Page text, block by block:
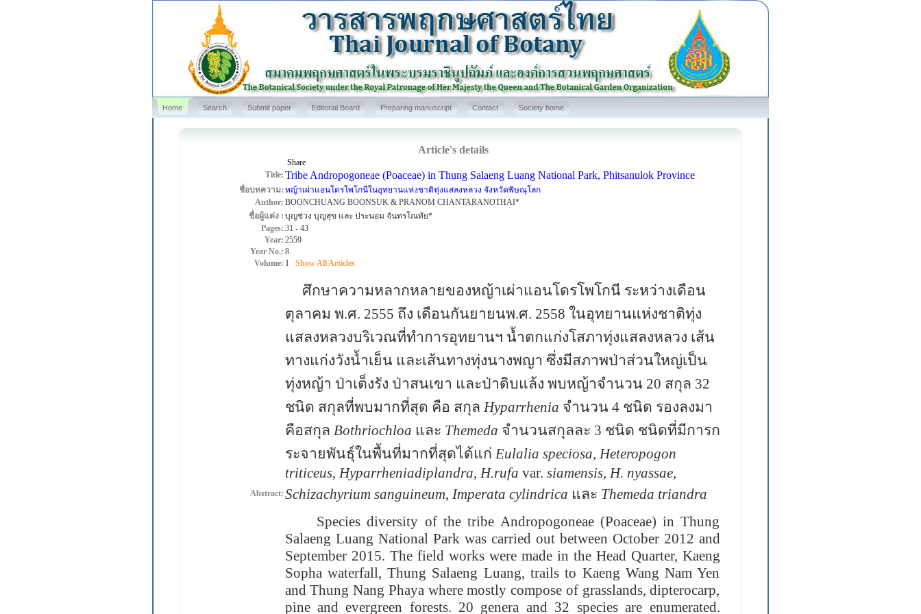
Home Search Submit paper Editorial Board Preparing manuscript Contact Society home
Article's details
Share
Title: Tribe Andropogoneae (Poaceae) in Thung Salaeng Luang National Park, Phitsanulok Province
ชื่อบทความ: หญ้าเผ่าแอนโดรโพโกนีในอุทยานแห่งชาติทุ่งแสลงหลวง จังหวัดพิษณุโลก
Author: BOONCHUANG BOONSUK & PRANOM CHANTARANOTHAI*
ชื่อผู้แต่ง : บุญช่วง บุญสุข และ ประนอม จันทรโณทัย*
Pages: 31 - 43
Year: 2559
Year No.: 8
Volume: 1 Show All Articles
Abstract:
ศึกษาความหลากหลายของหญ้าเผ่าแอนโดรโพโกนี ระหว่างเดือน
ตุลาคม พ.ศ. 2555 ถึง เดือนกันยายนพ.ศ. 2558 ในอุทยานแห่งชาติทุ่ง
แสลงหลวงบริเวณที่ทำการอุทยานฯ น้ำตกแก่งโสภาทุ่งแสลงหลวง เส้น
ทางแก่งวังน้ำเย็น และเส้นทางทุ่งนางพญา ซึ่งมีสภาพป่าส่วนใหญ่เป็น
ทุ่งหญ้า ป่าเต็งรัง ป่าสนเขา และป่าดิบแล้ง พบหญ้าจำนวน 20 สกุล 32
ชนิด สกุลที่พบมากที่สุด คือ สกุล Hyparrhenia จำนวน 4 ชนิด รองลงมา
คือสกุล Bothriochloa และ Themeda จำนวนสกุลละ 3 ชนิด ชนิดที่มีการก
ระจายพันธุ์ในพื้นที่มากที่สุดได้แก่ Eulalia speciosa, Heteropogon
triticeus, Hyparrheniadiplandra, H.rufa var. siamensis, H. nyassae,
Schizachyrium sanguineum, Imperata cylindrica และ Themeda triandra
Species diversity of the tribe Andropogoneae (Poaceae) in Thung
Salaeng Luang National Park was carried out between October 2012 and
September 2015. The field works were made in the Head Quarter, Kaeng
Sopha waterfall, Thung Salaeng Luang, trails to Kaeng Wang Nam Yen
and Thung Nang Phaya where mostly compose of grasslands, dipterocarp,
pine and evergreen forests. 20 genera and 32 species are enumerated.